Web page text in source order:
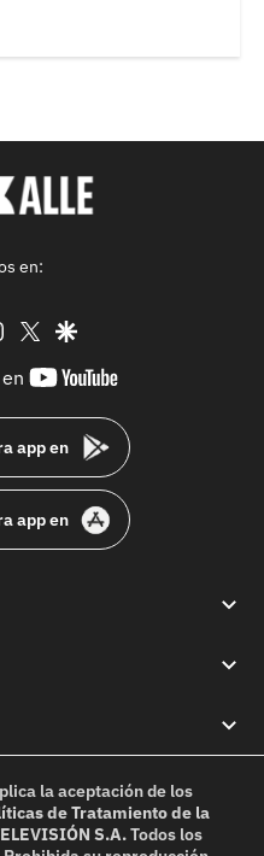
en:
instagram
twittergoogle
youtube-
app en
app en
la aceptación de los
de Tratamiento de la
S.A.Todos los